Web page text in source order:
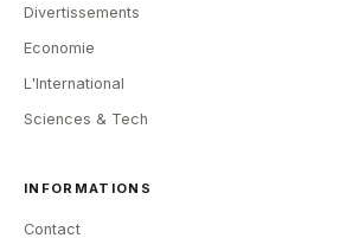
Divertissements
Economie
L'International
Sciences & Tech
INFORMATIONS
Contact